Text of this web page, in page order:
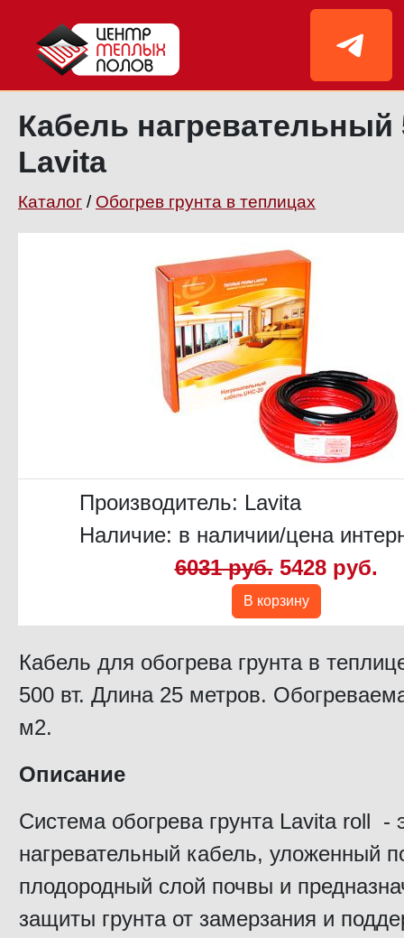
Кабель нагревательный
Lavita
Каталог / Обогрев грунта в теплицах
Производитель: Lavita
Наличие: в наличии/цена
6031 руб. 5428 руб.
В корзину
Кабель для обогрева грунта в
500 вт. Длина 25 метров.
м2.
Описание
Система обогрева грунта Lavita roll -
нагревательный кабель, уложенный
плодородный слой почвы и
защиты грунта от замерзания и